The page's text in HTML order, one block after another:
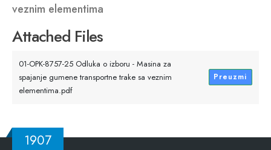
veznim elementima
Attached Files
01-OPK-8757-25 Odluka o izboru - Masina za
spajanje gumene transportne trake sa veznim
elementima.pdf
Preuzmi
1907